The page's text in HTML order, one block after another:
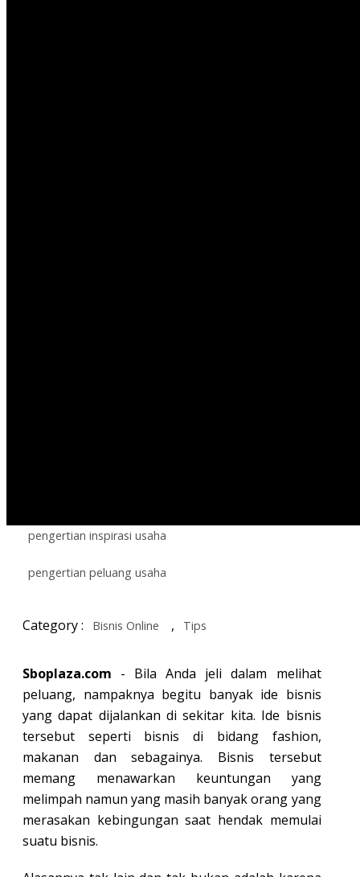
pengertian inspirasi usaha
pengertian peluang usaha
Category : Bisnis Online , Tips
Sboplaza.com - Bila Anda jeli dalam melihat
peluang, nampaknya begitu banyak ide bisnis
yang dapat dijalankan di sekitar kita. Ide bisnis
tersebut seperti bisnis di bidang fashion,
makanan dan sebagainya. Bisnis tersebut
memang menawarkan keuntungan yang
melimpah namun yang masih banyak orang yang
merasakan kebingungan saat hendak memulai
suatu bisnis.